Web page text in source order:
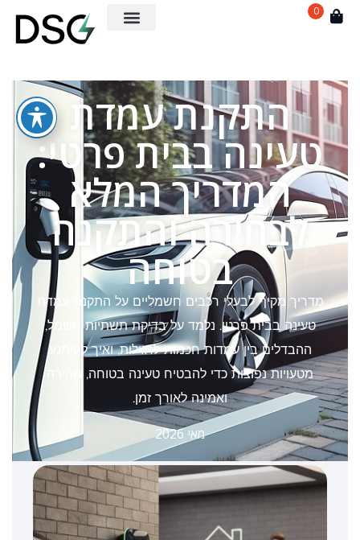
0
התקנת עמדת
טעינה בבית פרטי:
המדריך המלא
לבחירה והתקנה
בטוחה
מדריך מקיף לבעלי רכבים חשמליים על התקנת עמדת
טעינה בבית פרטי. נלמד על בדיקת תשתיות חשמל,
ההבדלים בין עמדות חכמות לרגילות, ואיך להימנע
מטעויות נפוצות כדי להבטיח טעינה בטוחה, מהירה
ואמינה לאורך זמן.
מאי 2026